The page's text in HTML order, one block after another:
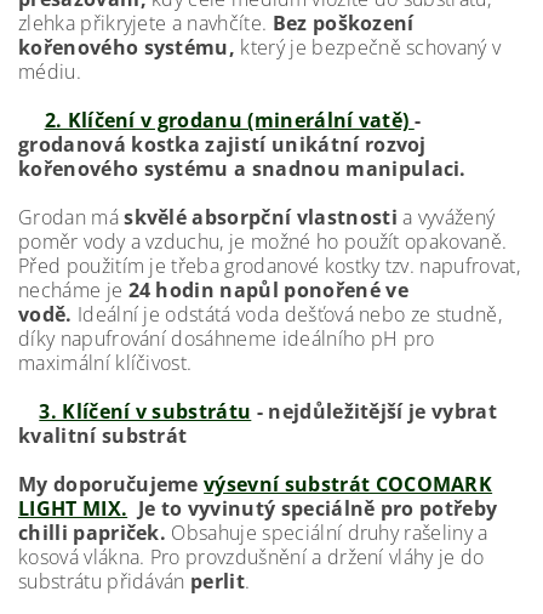
zlehka přikryjete a navhčíte. Bez poškození
kořenového systému, který je bezpečně schovaný v
médiu.
2. Klíčení v grodanu (minerální vatě) -
grodanová kostka zajistí unikátní rozvoj
kořenového systému a snadnou manipulaci.
Grodan máskvělé absorpční vlastnosti a vyvážený
poměr vody a vzduchu, je možné ho použít opakovaně.
Před použitím je třeba grodanové kostky tzv. napufrovat,
necháme je 24 hodin napůl ponořené ve
vodě. Ideální je odstátá voda dešťová nebo ze studně,
díky napufrování dosáhneme ideálního pH pro
maximální klíčivost.
3. Klíčení v substrátu - nejdůležitější je vybrat
kvalitní substrát
My doporučujemevýsevní substrát COCOMARK
LIGHT MIX. Je to vyvinutý speciálně pro potřeby
chilli papriček. Obsahuje speciální druhy rašeliny a
kosová vlákna. Pro provzdušnění a držení vláhy je do
substrátu přidáván perlit.